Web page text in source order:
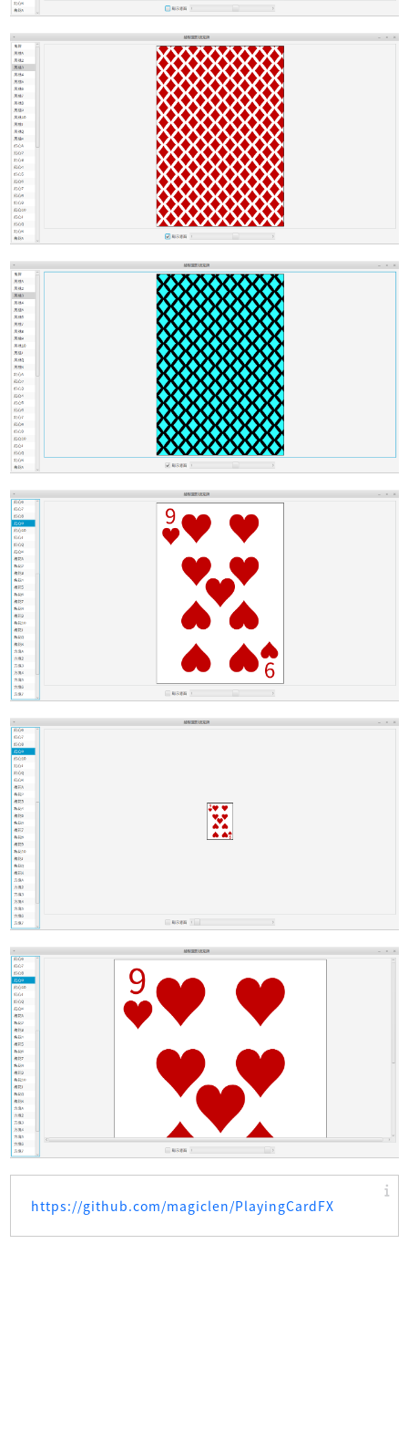
https://github.com/magiclen/PlayingCardFX